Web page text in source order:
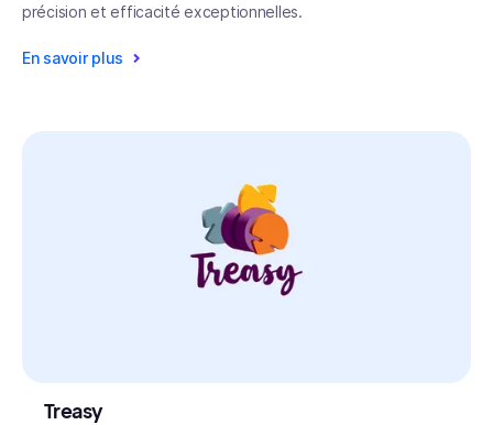
précision et efficacité exceptionnelles.
En savoir plus
Treasy